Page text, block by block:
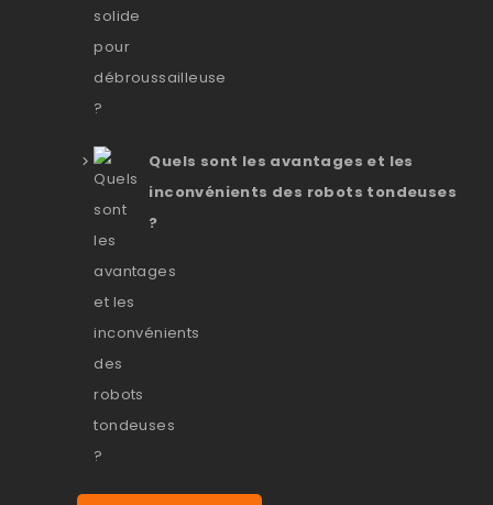
Quels sont les avantages et les
inconvénients des robots tondeuses
?